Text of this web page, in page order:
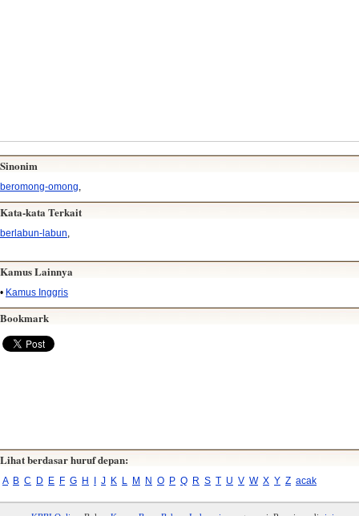
Sinonim
beromong-omong
Kata-kata Terkait
berlabun-labun,
Kamus Lainnya
• Kamus Inggris
Bookmark
Lihat berdasar huruf depan:
A B C D E F G H I J K L M N O P Q R S T U V W X Y Z acak